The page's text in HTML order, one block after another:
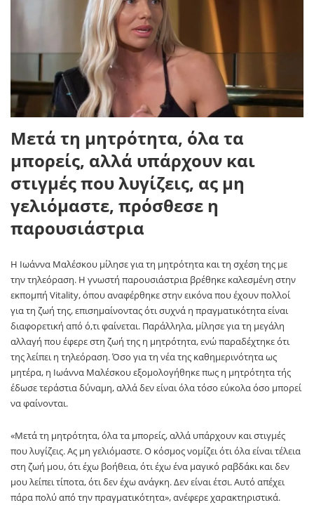
Μετά τη μητρότητα, όλα τα
μπορείς, αλλά υπάρχουν και
στιγμές που λυγίζεις, ας μη
γελιόμαστε, πρόσθεσε η
παρουσιάστρια
Η Ιωάννα Μαλέσκου μίλησε για τη μητρότητα και τη σχέση της με
την τηλεόραση. Η γνωστή παρουσιάστρια βρέθηκε καλεσμένη στην
εκπομπή Vitality, όπου αναφέρθηκε στην εικόνα που έχουν πολλοί
για τη ζωή της, επισημαίνοντας ότι συχνά η πραγματικότητα είναι
διαφορετική από ό,τι φαίνεται. Παράλληλα, μίλησε για τη μεγάλη
αλλαγή που έφερε στη ζωή της η μητρότητα, ενώ παραδέχτηκε ότι
της λείπει η τηλεόραση. Όσο για τη νέα της καθημερινότητα ως
μητέρα, η Ιωάννα Μαλέσκου εξομολογήθηκε πως η μητρότητα τής
έδωσε τεράστια δύναμη, αλλά δεν είναι όλα τόσο εύκολα όσο μπορεί
να φαίνονται.
«Μετά τη μητρότητα, όλα τα μπορείς, αλλά υπάρχουν και στιγμές
που λυγίζεις. Ας μη γελιόμαστε. Ο κόσμος νομίζει ότι όλα είναι τέλεια
στη ζωή μου, ότι έχω βοήθεια, ότι έχω ένα μαγικό ραβδάκι και δεν
μου λείπει τίποτα, ότι δεν έχω ανάγκη. Δεν είναι έτσι. Αυτό απέχει
πάρα πολύ από την πραγματικότητα», ανέφερε χαρακτηριστικά.